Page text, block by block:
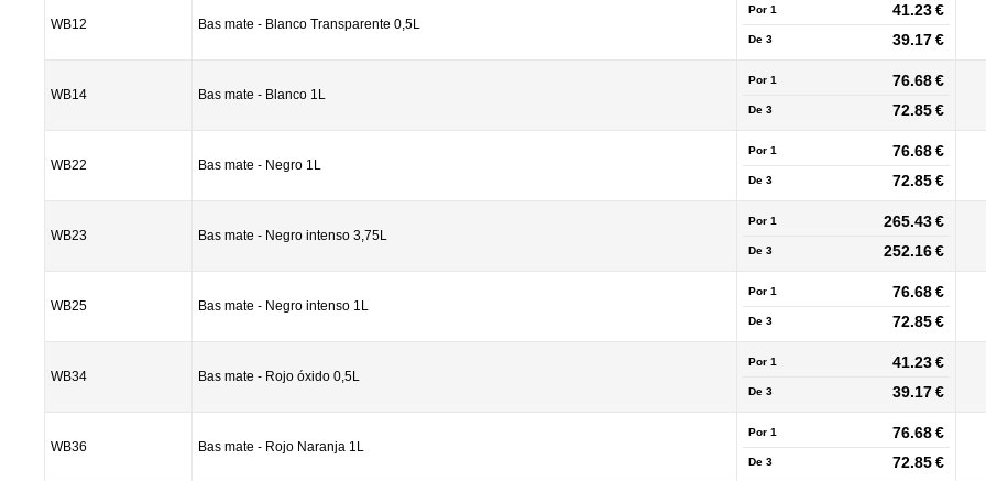
WB12 Bas mate - Blanco Transparente 0,5L
Por 1 41.23 €
De 3 39.17 €
WB14 Bas mate - Blanco 1L
Por 1 76.68 €
De 3 72.85 €
WB22 Bas mate - Negro 1L
Por 1 76.68 €
De 3 72.85 €
WB23 Bas mate - Negro intenso 3,75L
Por 1 265.43 €
De 3 252.16 €
WB25 Bas mate - Negro intenso 1L
Por 1 76.68 €
De 3 72.85 €
WB34 Bas mate - Rojo óxido 0,5L
Por 1 41.23 €
De 3 39.17 €
WB36 Bas mate - Rojo Naranja 1L
Por 1 76.68 €
De 3 72.85 €